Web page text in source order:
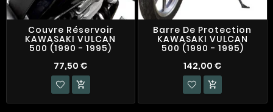
Couvre Réservoir
KAWASAKI VULCAN
500 (1990 - 1995)
77,50 €

Barre De Protection
KAWASAKI VULCAN
500 (1990 - 1995)
142,00 €
